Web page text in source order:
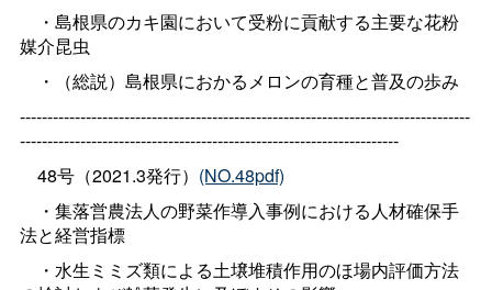
・島根県のカキ園において受粉に貢献する主要な花粉
媒介昆虫
・（総説）島根県におかるメロンの育種と普及の歩み
----------------------------------------------------------------------------------
---------------------------------------------------------------------
48号（2021.3発行） (NO.48pdf)
・集落営農法人の野菜作導入事例における人材確保手
法と経営指標
・水生ミミズ類による土壌堆積作用のほ場内評価方法